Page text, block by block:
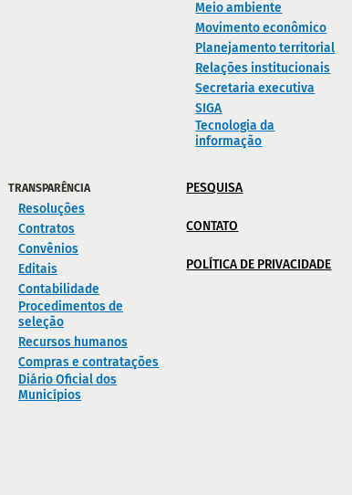
Meio ambiente
Movimento econômico
Planejamento territorial
Relações institucionais
Secretaria executiva
SIGA
Tecnologia da
informação
TRANSPARÊNCIA
Resoluções
Contratos
Convênios
Editais
Contabilidade
Procedimentos de
seleção
Recursos humanos
Compras e contratações
Diário Oficial dos
Municípios
PESQUISA
CONTATO
POLÍTICA DE PRIVACIDADE